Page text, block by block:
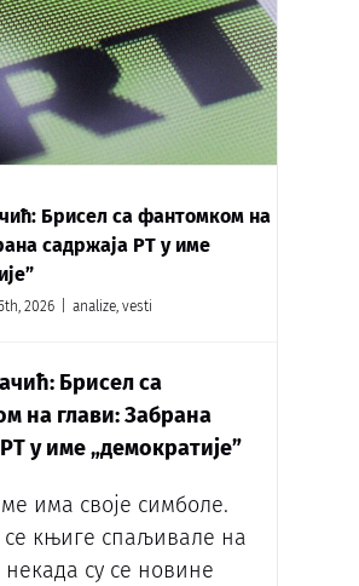
Брисел са фантомком на
садржаја РТ у име
2026 analize, vesti
Брисел са
на глави: Забрана
у име „демократије”
има своје симболе.
се књиге спаљивале на
су се новине